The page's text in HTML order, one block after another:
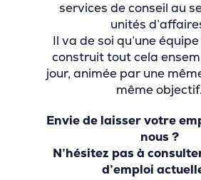
services de conseil au
unités
Il va de soi qu’une
construit tout cela
jour, animée par une
même objectif.
Envie de laisser votre
nous ?
N’hésitez pas à
d’emploi